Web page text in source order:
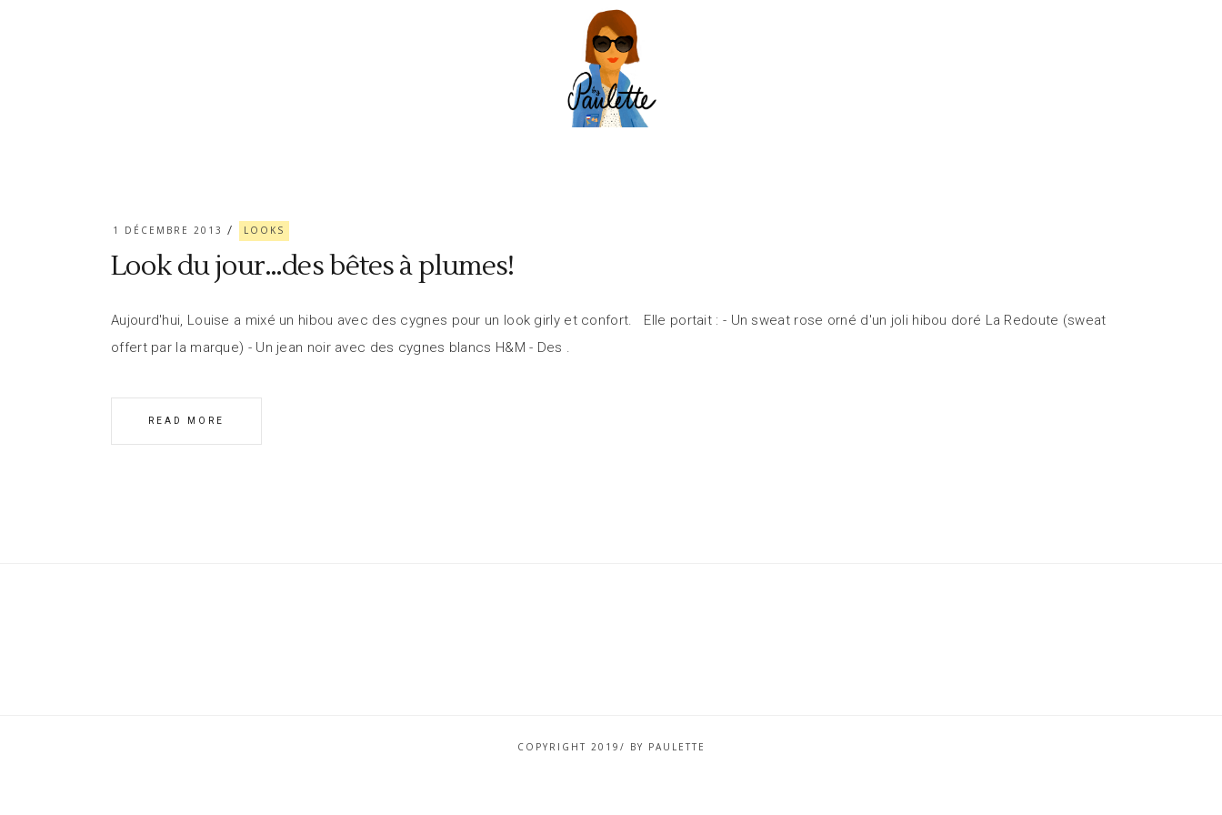
1 DÉCEMBRE 2013 LOOKS
Look du jour…des bêtes à plumes!
Aujourd'hui, Louise a mixé un hibou avec des cygnes pour un look girly et confort. Elle portait : - Un sweat rose orné d'un joli hibou doré La Redoute (sweat
offert par la marque) - Un jean noir avec des cygnes blancs H&M - Des
READ MORE
COPYRIGHT 2019/ BY PAULETTE